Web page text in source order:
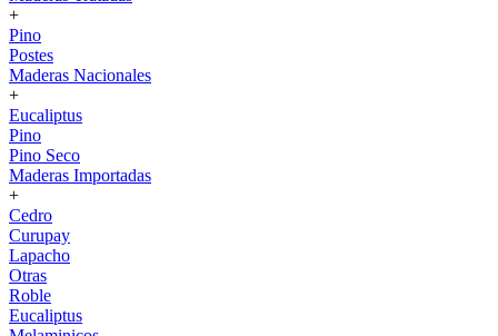
+
Pino
Postes
Maderas Nacionales
+
Eucaliptus
Pino
Pino Seco
Maderas Importadas
+
Cedro
Curupay
Lapacho
Otras
Roble
Eucaliptus